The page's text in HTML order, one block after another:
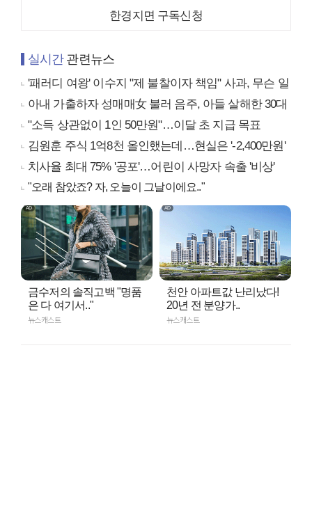
한경지면 구독신청
실시간관련뉴스
'패러디 여왕' 이수지 "제 불찰이자 책임" 사과, 무슨 일
아내 가출하자 성매매女 불러 음주, 아들 살해한 30대
"소득 상관없이 1인 50만원"…이달 초 지급 목표
김원훈 주식 1억8천 올인했는데…현실은 '-2,400만원'
치사율 최대 75% '공포'…어린이 사망자 속출 '비상'
"오래 참았죠? 자, 오늘이 그날이에요.."
금수저의 솔직고백 "명품
은 다 여기서.."
뉴스캐스트
천안 아파트값 난리났다!
20년 전 분양가..
뉴스캐스트